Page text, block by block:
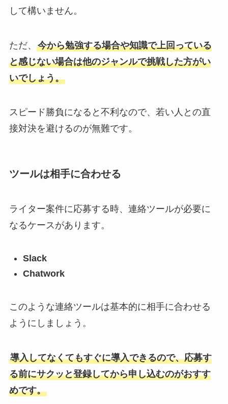
して構いません。
ただ、 今から勉強する場合や知識で上回っている
と感じない場合は他のジャンルで挑戦した方がい
いでしょう。
スピード勝負になると不利なので、若い人との直
接対決を避けるのが無難です。
ツールは相手に合わせる
ライター案件に応募する時、連絡ツールが必要に
なるケースがあります。
Slack
Chatwork
このような連絡ツールは基本的に相手に合わせる
ようにしましょう。
導入してなくてもすぐに導入できるので、応募す
る前にサクッと登録してから申し込むのがおすす
めです。